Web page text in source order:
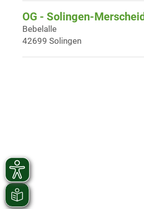
OG - Solingen-Merscheid
Bebelalle
42699 Solingen